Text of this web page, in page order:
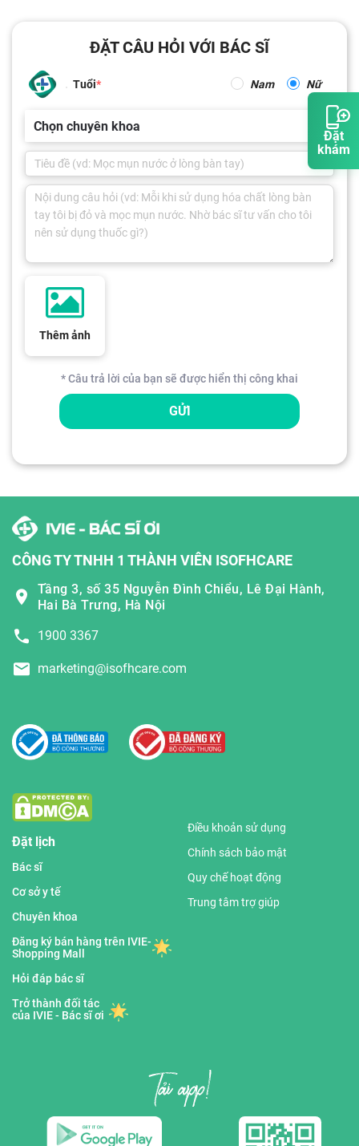
Đặt
khám
ĐẶT CÂU HỎI VỚI BÁC SĨ
Tuổi Nam Nữ
Chọn chuyên khoa
Thêm ảnh
* Câu trả lời của bạn sẽ được hiển thị công khai
GỬI
CÔNG TY TNHH 1 THÀNH VIÊN ISOFHCARE
Tầng 3, số 35 Nguyễn Đình Chiểu, Lê Đại Hành,
Hai Bà Trưng, Hà Nội
1900 3367
marketing@isofhcare.com
Đặt lịch
Bác sĩ
Cơ sở y tế
Chuyên khoa
Đăng ký bán hàng trên IVIE-
Shopping Mall
Hỏi đáp bác sĩ
Trở thành đối tác
của IVIE - Bác sĩ ơi
Điều khoản sử dụng
Chính sách bảo mật
Quy chế hoạt động
Trung tâm trợ giúp